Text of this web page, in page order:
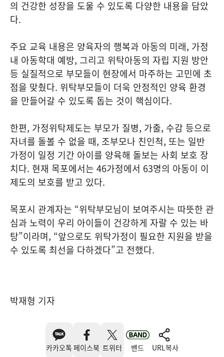
의 건강한 성장을 도울 수 있도록 다양한 내용을 담았
다.
주요 교육 내용은 양육자의 행복과 아동의 미래, 가정
내 아동학대 예방, 그리고 위탁아동의 자립 지원 방안
등 실질적으로 부모들이 현장에서 마주하는 고민에 초
점을 맞췄다. 위탁부모들이 더욱 안정적인 양육 환경
을 만들어갈 수 있도록 돕는 것이 핵심이다.
한편, 가정위탁제도는 부모가 질병, 가출, 수감 등으로
자녀를 돌볼 수 없을 때, 조부모나 친인척, 또는 일반
가정이 일정 기간 아이를 양육해 돌보는 사회 보호 장
치다. 현재 목포에서는 46가정에서 63명의 아동이 이
제도의 보호를 받고 있다.
목포시 관계자는 “위탁부모님이 보여주시는 따뜻한 관
심과 노력이 우리 아이들이 건강하게 자랄 수 있는 바
탕”이라며, “앞으로도 위탁가정이 필요한 지원을 받을
수 있도록 최선을 다하겠다”고 전했다.
박재형 기자
카카오톡 페이스북 트위터 밴드 URL복사